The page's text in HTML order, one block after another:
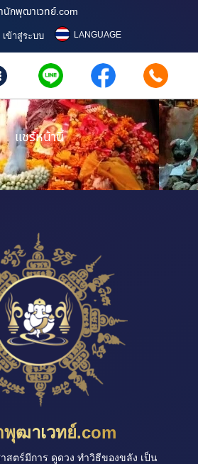
นักพุฒาเวทย์.com
เข้าสู่ระบบ LANGUAGE
แชร์หน้านี้
ฒาเวทย์.com
สตร์มีการ ดูดวง ทำวิธีของขลัง เป็น